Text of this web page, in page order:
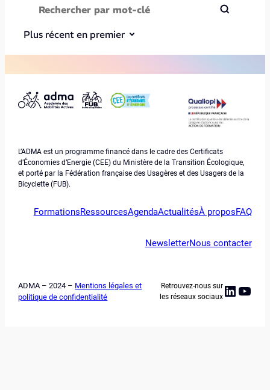
Plus récent en premier
L’ADMA est un programme financé dans le cadre des Certificats
d’Économies d’Energie (CEE) du Ministère de la Transition Écologique,
et porté par la Fédération française des Usagères et des Usagers de la
Bicyclette (FUB).
FormationsRessourcesAgendaActualitésÀ proposFAQ
NewsletterNous contacter
ADMA – 2024 – Mentions légales et
politique de confidentialité
Retrouvez-nous sur
les réseaux sociaux